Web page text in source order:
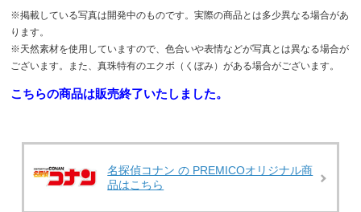
※掲載している写真は開発中のものです。実際の商品とは多少異なる場合があ
ります。
※天然素材を使用していますので、色合いや表情などが写真とは異なる場合が
ございます。また、真珠特有のエクボ（くぼみ）がある場合がございます。
こちらの商品は販売終了いたしました。
名探偵コナン の PREMICOオリジナル商
品はこちら